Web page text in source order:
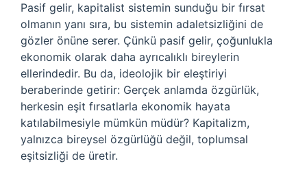
Pasif gelir, kapitalist sistemin sunduğu bir fırsat
olmanın yanı sıra, bu sistemin adaletsizliğini de
gözler önüne serer. Çünkü pasif gelir, çoğunlukla
ekonomik olarak daha ayrıcalıklı bireylerin
ellerindedir. Bu da, ideolojik bir eleştiriyi
beraberinde getirir: Gerçek anlamda özgürlük,
herkesin eşit fırsatlarla ekonomik hayata
katılabilmesiyle mümkün müdür? Kapitalizm,
yalnızca bireysel özgürlüğü değil, toplumsal
eşitsizliği de üretir.